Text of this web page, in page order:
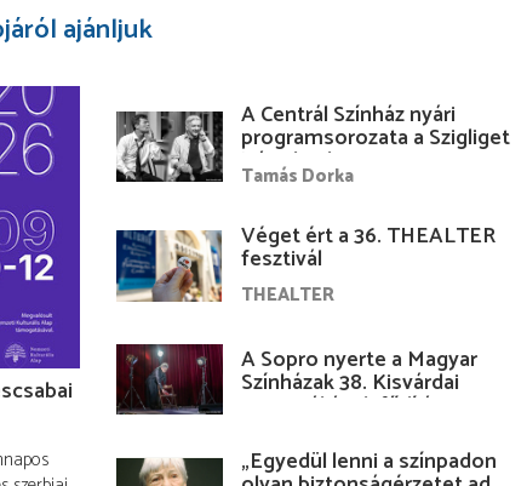
ajánljuk
A Centrál Színház nyári
programsorozata a Szigliget
Várudvarban
Tamás Dorka
Véget ért a 36. THEALTER
fesztivál
THEALTER
A Sopro nyerte a Magyar
Színházak 38. Kisvárdai
Fesztiváljának fődíját
„Egyedül lenni a színpadon